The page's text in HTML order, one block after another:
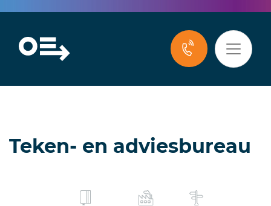
Teken- en adviesbureau